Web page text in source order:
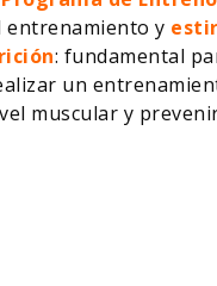
entrenamiento y
: fundamental
un
muscular y